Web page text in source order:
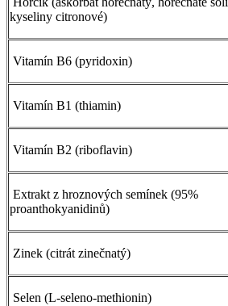
kyseliny citronové)
Vitamín B6 (pyridoxin)
Vitamín B1 (thiamin)
Vitamín B2 (riboflavin)
Extrakt z hroznových semínek (95%
proanthokyanidinů)
Zinek (citrát zinečnatý)
Selen (L-seleno-methionin)